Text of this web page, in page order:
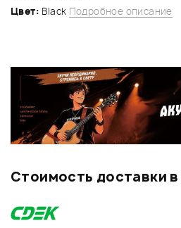
Цвет: Black Подробное описание
Стоимость доставки